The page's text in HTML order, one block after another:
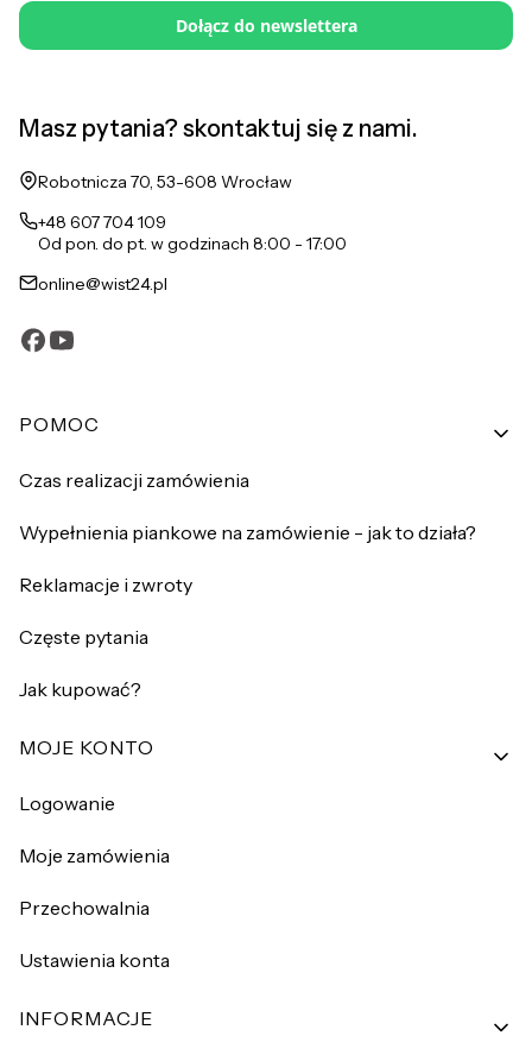
Dołącz do newslettera
Masz pytania? skontaktuj się z nami.
Adres:
Robotnicza 70, 53-608 Wrocław
+48 607 704 109
Od pon. do pt. w godzinach 8:00 - 17:00
online@wist24.pl
Linki w stopce
POMOC
Czas realizacji zamówienia
Wypełnienia piankowe na zamówienie - jak to działa?
Reklamacje i zwroty
Częste pytania
Jak kupować?
MOJE KONTO
Logowanie
Moje zamówienia
Przechowalnia
Ustawienia konta
INFORMACJE